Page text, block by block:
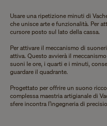
Usare una ripetizione minuti di
che unisce arte e funzionalità. Per
cursore posto sul lato della cassa.
Per attivare il meccanismo di
attiva. Questo avvierà il
suoni le ore, i quarti e i minuti,
guardare il quadrante.
Progettato per offrire un suono
complessa maestria artigianale di
sfere incontra l’ingegneria di